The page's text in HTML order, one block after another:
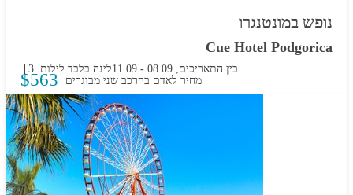
נופש במונטנגרו
בין התאריכים, -
11.09
Cue Hotel Podgorica
3 לילות לינה בלבד
$563 מחיר לאדם בהרכב שני מבוגרים